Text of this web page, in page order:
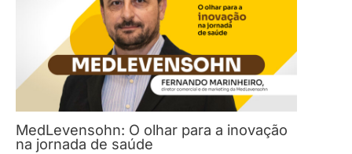
MedLevensohn: O olhar para a inovação
na jornada de saúde